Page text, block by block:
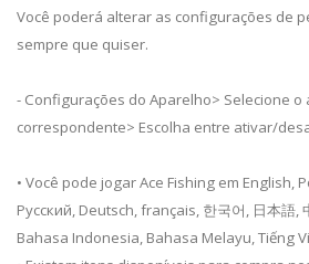
Você poderá alterar as configurações de
sempre que quiser.
- Configurações do Aparelho> Selecione o
correspondente> Escolha entre ativar/
• Você pode jogar Ace Fishing em English,
Русский, Deutsch, français, 한국어, 日本語,
Bahasa Indonesia, Bahasa Melayu, Tiếng